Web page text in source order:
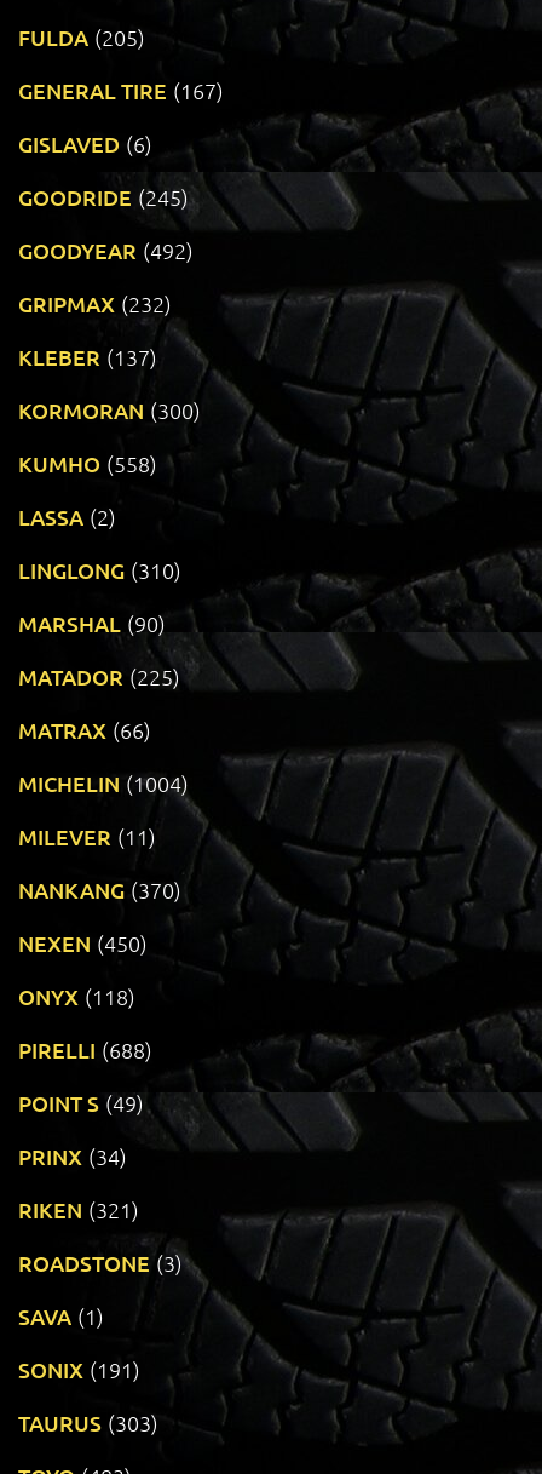
FULDA (205)
GENERAL TIRE (167)
GISLAVED (6)
GOODRIDE (245)
GOODYEAR (492)
GRIPMAX (232)
KLEBER (137)
KORMORAN (300)
KUMHO (558)
LASSA (2)
LINGLONG (310)
MARSHAL (90)
MATADOR (225)
MATRAX (66)
MICHELIN (1004)
MILEVER (11)
NANKANG (370)
NEXEN (450)
ONYX (118)
PIRELLI (688)
POINT S (49)
PRINX (34)
RIKEN (321)
ROADSTONE (3)
SAVA (1)
SONIX (191)
TAURUS (303)